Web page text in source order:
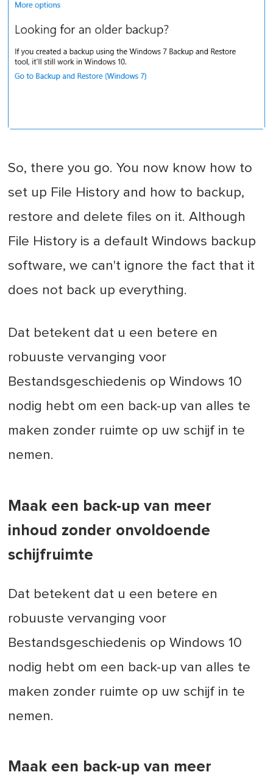
So, there you go. You now know how to
set up File History and how to backup,
restore and delete files on it. Although
File History is a default Windows backup
software, we can't ignore the fact that it
does not back up everything.
Dat betekent dat u een betere en
robuuste vervanging voor
Bestandsgeschiedenis op Windows 10
nodig hebt om een back-up van alles te
maken zonder ruimte op uw schijf in te
nemen.
Maak een back-up van meer
inhoud zonder onvoldoende
schijfruimte
Dat betekent dat u een betere en
robuuste vervanging voor
Bestandsgeschiedenis op Windows 10
nodig hebt om een back-up van alles te
maken zonder ruimte op uw schijf in te
nemen.
Maak een back-up van meer